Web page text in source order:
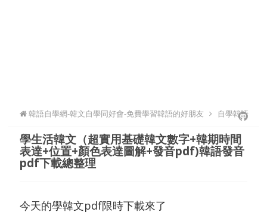
韓語自學網-韓文自學同好會-免費學習韓語的好朋友 自學韓語
學生活韓文（超實用基礎韓文數字+韓期時間
表達+位置+顏色表達圖解+發音pdf)韓語發音
pdf下載總整理
今天的學韓文pdf限時下載來了